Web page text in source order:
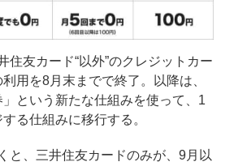
住友カード“以外”のクレジットカー
用を8月末までで終了。以降は、
」という新たな仕組みを使って、1
る仕組みに移行する。
と、三井住友カードのみが、9月以